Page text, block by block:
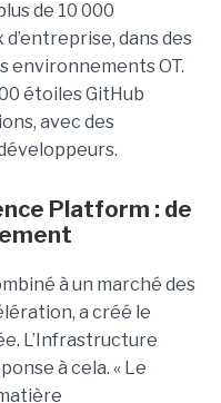
de 10 000
dans des
environnements OT.
étoiles GitHub
avec des
Platform : de
à un marché des
a créé le
L’Infrastructure
à cela. « Le